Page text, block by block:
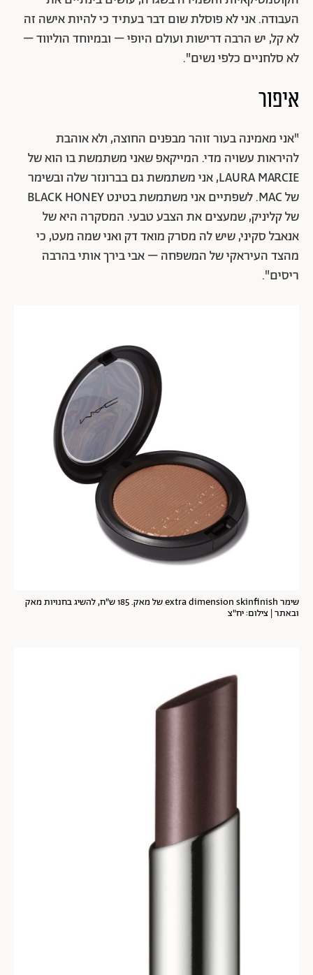
העבודה. אני לא פוסלת שום דבר בעתיד כי להיות אישה זה
לא קל, יש הרבה דרישות ועולם היופי – ובמיוחד הוליווד –
לא סלחניים כלפי נשים".
איפור
"אני מאמינה בעור זוהר מבפנים החוצה, ולא אוהבת
להיראות עשויה מדי. המייקאפ שאני משתמשת בו הוא של
LAURA MARCIE, אני משתמשת גם בברונזר שלה ובשימר
של MAC. לשפתיים אני משתמשת בטינט BLACK HONEY
של קליניק, שמעצים את הצבע טבעי. המסקרה היא של
אנאבל סקיני, שיש לה מסרק מואד דק ואני שמה מעט, כי
מהצד העיראקי של המשפחה – אבי בירך אותי בהרבה
ריסים".
שימר extra dimension skinfinish של מאק. 185 ש"ח, להשיג בחנויות מאק
ובאתר | צילום: יח"צ